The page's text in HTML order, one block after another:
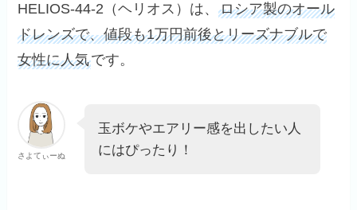
HELIOS-44-2（ヘリオス）は、ロシア製のオール
ドレンズで、値段も1万円前後とリーズナブルで
女性に人気です。
さよてぃーぬ
玉ボケやエアリー感を出したい人
にはぴったり！